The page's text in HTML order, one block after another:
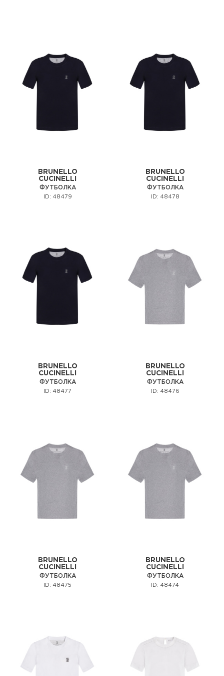
BRUNELLO
CUCINELLI
ФУТБОЛКА
ID: 48479
BRUNELLO
CUCINELLI
ФУТБОЛКА
ID: 48478
BRUNELLO
CUCINELLI
ФУТБОЛКА
ID: 48477
BRUNELLO
CUCINELLI
ФУТБОЛКА
ID: 48476
BRUNELLO
CUCINELLI
ФУТБОЛКА
ID: 48475
BRUNELLO
CUCINELLI
ФУТБОЛКА
ID: 48474